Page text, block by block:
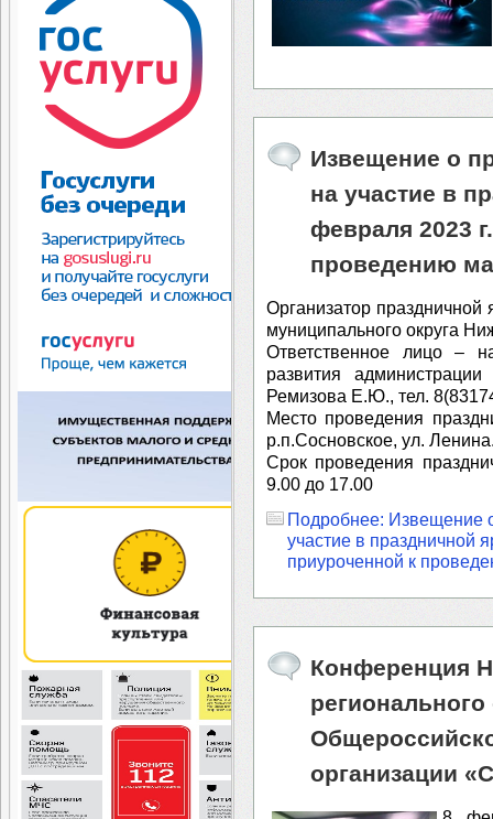
Извещение о
на участие в
февраля 2023
проведению
Организатор
муниципального округа
Ответственное лицо –
развития
Ремизова Е.Ю., тел.
Место проведения
р.п.Сосновское, ул.
Срок проведения
9.00 до 17.00
Подробнее: Извещение
участие в праздничной
приуроченной к
Конференция
регионального
организации